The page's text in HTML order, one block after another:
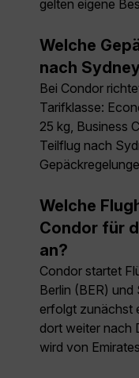
gelten eigene
Welche
nach
Bei Condor
Tarifklasse:
25 kg, Business
Teilflug nach
Welche
Condor für
an?
Condor startet
Berlin (BER)
erfolgt zunächst
dort weiter nach
wird von